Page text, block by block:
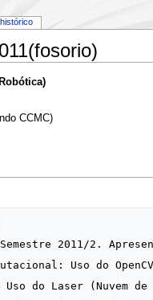
CCMC)
histórico